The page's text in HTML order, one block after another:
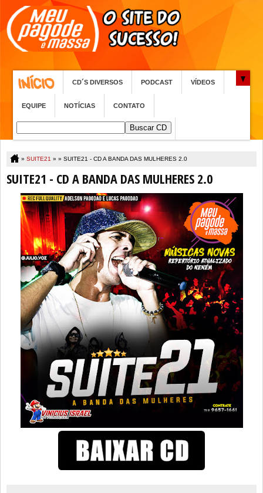
CD´S DIVERSOS PODCAST VÍDEOS
EQUIPE NOTÍCIAS CONTATO
» SUITE21 » » SUITE21 - CD A BANDA DAS MULHERES 2.0
SUITE21 - CD A BANDA DAS MULHERES 2.0